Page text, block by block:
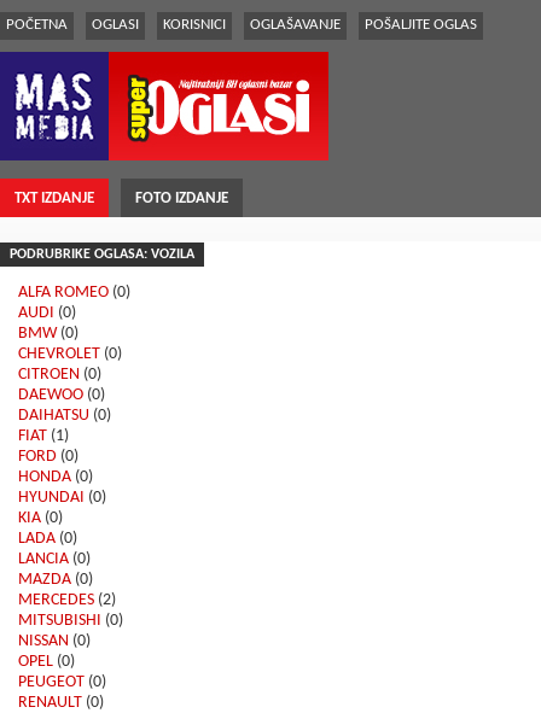
POČETNA OGLASI KORISNICI OGLAŠAVANJE POŠALJITE OGLAS
TXT IZDANJE FOTO IZDANJE
PODRUBRIKE OGLASA: VOZILA
ALFA ROMEO (0)
AUDI (0)
BMW(0)
CHEVROLET (0)
CITROEN (0)
DAEWOO (0)
DAIHATSU (0)
FIAT (1)
FORD (0)
HONDA (0)
HYUNDAI (0)
KIA (0)
LADA (0)
LANCIA (0)
MAZDA (0)
MERCEDES (2)
MITSUBISHI (0)
NISSAN (0)
OPEL (0)
PEUGEOT (0)
RENAULT (0)